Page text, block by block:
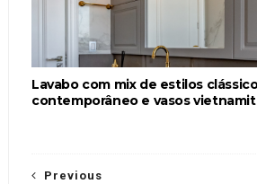
Lavabo com mix de estilos
contemporâneo e vasos
Previous